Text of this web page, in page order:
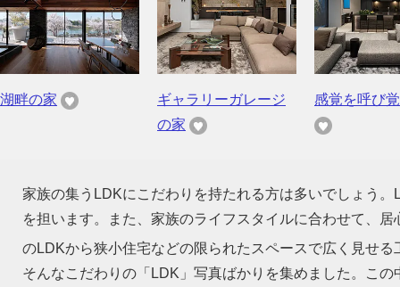
湖畔の家
ギャラリーガレージ
の家
感覚を呼び
家族の集うLDKにこだわりを持たれる方は多いでしょう
を担います。また、家族のライフスタイルに合わせて、
のLDKから狭小住宅などの限られたスペースで広く見せ
そんなこだわりの「LDK」写真ばかりを集めました。こ